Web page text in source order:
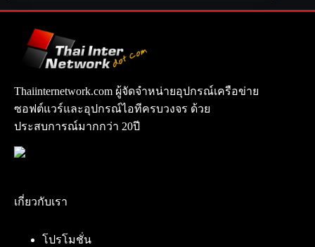
Thaiinternetwork.com ผู้จัดจำหน่ายอุปกรณ์เครือข่าย
ซอฟต์แวร์และอุปกรณ์ไอทีครบวงจร ด้วย
ประสบการณ์มากกว่า 20ปี
เกี่ยวกับเรา
โปรโมชั่น